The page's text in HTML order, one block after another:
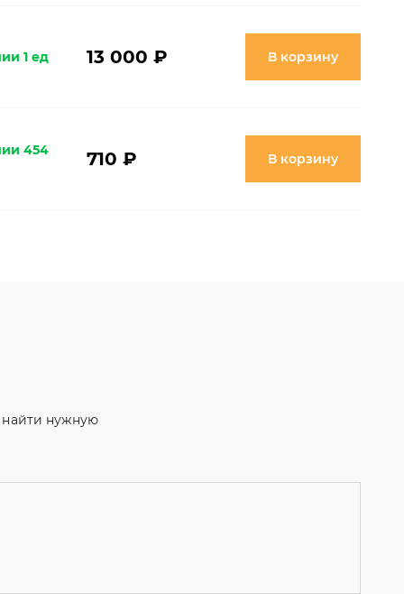
1 ед 13 000 ₽ В корзину
454
710 ₽ В корзину
нужную